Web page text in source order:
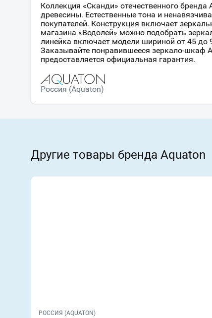
Коллекция «Сканди» отечественного
древесины. Естественные тона и
покупателей. Конструкция включает
магазина «Водолей» можно подобрать
линейка включает модели шириной от 45
Заказывайте понравившееся зеркало-шкаф
предоставляется официальная гарантия.
Россия (Aquaton)
Другие товары бренда Aquaton
РОССИЯ (AQUATON)